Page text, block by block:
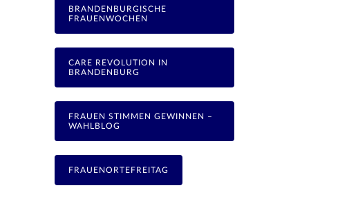
BRANDENBURGISCHE
FRAUENWOCHEN
CARE REVOLUTION IN
BRANDENBURG
FRAUEN STIMMEN GEWINNEN –
WAHLBLOG
FRAUENORTEFREITAG